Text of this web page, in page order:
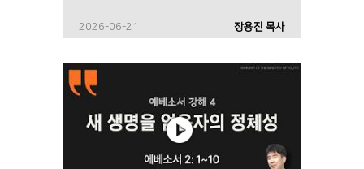
2026-06-21 장용진 목사